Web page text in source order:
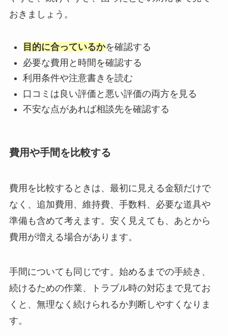
おきましょう。
目的に合っているかを確認する
必要な費用と時間を確認する
利用条件や注意書きを読む
口コミは良い評価と悪い評価の両方を見る
不安な点があれば相談先を確認する
費用や手間を比較する
費用を比較するときは、最初に見える金額だけで
なく、追加費用、維持費、手数料、必要な道具や
準備も含めて考えます。安く見えても、あとから
費用が増える場合があります。
手間についても同じです。始めるまでの手続き、
続けるための作業、トラブル時の対応まで見てお
くと、無理なく続けられるか判断しやすくなりま
す。